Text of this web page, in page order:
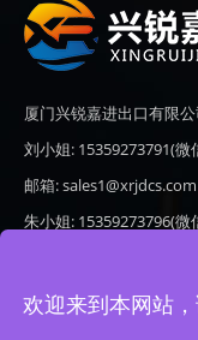
厦门兴锐嘉进出口有限公
刘小姐: 15359273791(微
邮箱: sales1@xrjdcs.com
朱小姐: 15359273796(微
地址: 厦门市翔安区新澳
欢迎来到本网站